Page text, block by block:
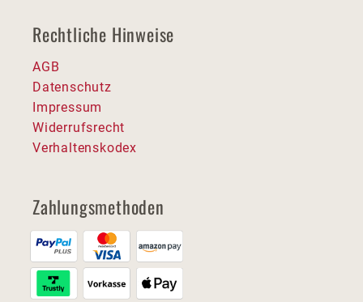
Rechtliche Hinweise
AGB
Datenschutz
Impressum
Widerrufsrecht
Verhaltenskodex
Zahlungsmethoden